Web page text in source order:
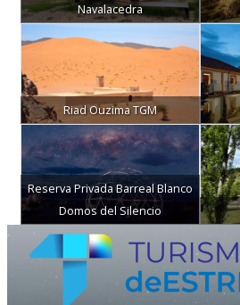
Navalacedra
Riad Ouzima TGM
Reserva Privada Barreal Blanco
Domos del Silencio